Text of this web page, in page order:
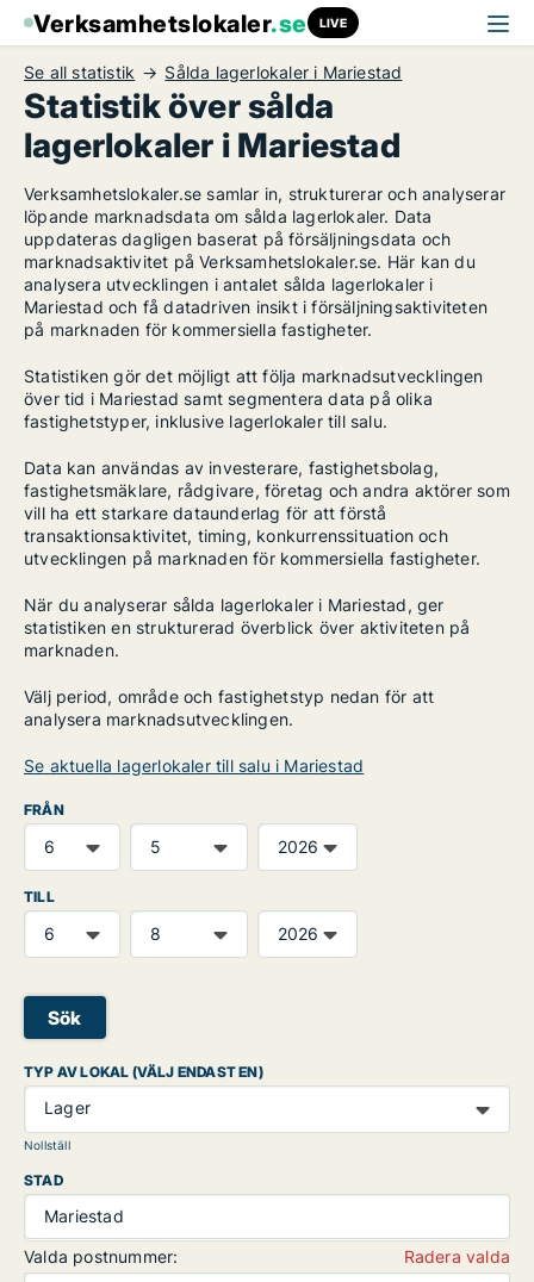
Verksamhetslokaler.se LIVE
Se all statistik Sålda lagerlokaler i Mariestad
Statistik över sålda
lagerlokaler i Mariestad
Verksamhetslokaler.se samlar in, strukturerar och analyserar
löpande marknadsdata om sålda lagerlokaler. Data
uppdateras dagligen baserat på försäljningsdata och
marknadsaktivitet på Verksamhetslokaler.se. Här kan du
analysera utvecklingen i antalet sålda lagerlokaler i
Mariestad och få datadriven insikt i försäljningsaktiviteten
på marknaden för kommersiella fastigheter.
Statistiken gör det möjligt att följa marknadsutvecklingen
över tid i Mariestad samt segmentera data på olika
fastighetstyper, inklusive lagerlokaler till salu.
Data kan användas av investerare, fastighetsbolag,
fastighetsmäklare, rådgivare, företag och andra aktörer som
vill ha ett starkare dataunderlag för att förstå
transaktionsaktivitet, timing, konkurrenssituation och
utvecklingen på marknaden för kommersiella fastigheter.
När du analyserar sålda lagerlokaler i Mariestad, ger
statistiken en strukturerad överblick över aktiviteten på
marknaden.
Välj period, område och fastighetstyp nedan för att
analysera marknadsutvecklingen.
Se aktuella lagerlokaler till salu i Mariestad
FRÅN
TILL
Sök
TYP AV LOKAL (VÄLJ ENDAST EN)
Lager
Nollställ
STAD
Mariestad
Valda postnummer:
Radera valda